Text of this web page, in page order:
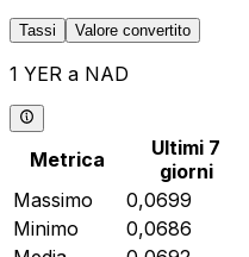
Tassi Valore convertito
1 YER a NAD
Metrica
Ultimi 7
giorni
Massimo
0,0699
Minimo
0,0686